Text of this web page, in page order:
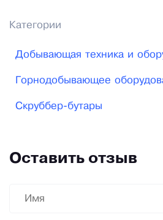
Категории
Добывающая техника и
Горнодобывающее
Скруббер-бутары
Оставить отзыв